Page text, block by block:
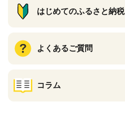
はじめてのふるさと納税
よくあるご質問
コラム